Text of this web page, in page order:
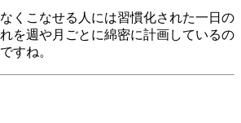
くこなせる人には習慣化された一日の
を週や月ごとに綿密に計画しているの
すね。